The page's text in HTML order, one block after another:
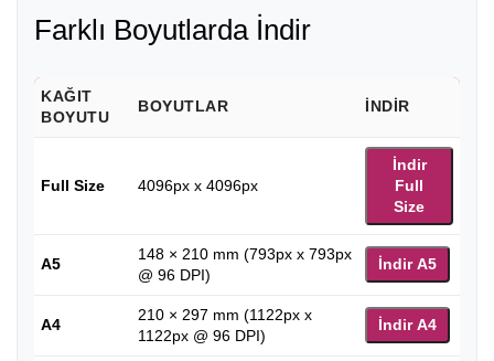
Farklı Boyutlarda İndir
KAĞIT
BOYUTU
BOYUTLAR İNDIR
Full Size 4096px x 4096px
İndir
Full
Size
A5
148 × 210 mm (793px x 793px
@ 96 DPI)
İndir A5
A4
210 × 297 mm (1122px x
1122px @ 96 DPI)
İndir A4